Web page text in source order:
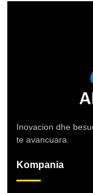
Inovacion dhe
te avancuara.
Kompania